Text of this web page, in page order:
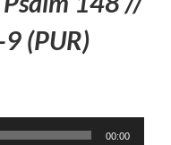
(PUR)
00:00